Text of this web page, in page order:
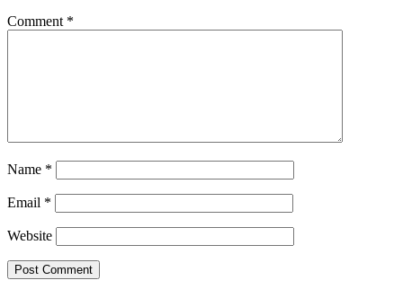
Comment *
Name *
Email *
Website